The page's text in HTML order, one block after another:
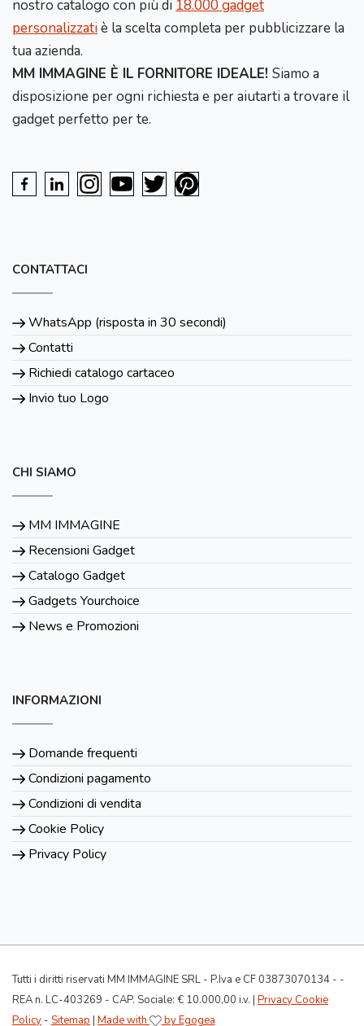
nostro catalogo con più di 18.000 gadget
personalizzatiè la scelta completa per pubblicizzare la
tua azienda.
MM IMMAGINE È IL FORNITORE IDEALE! Siamo a
disposizione per ogni richiesta e per aiutarti a trovare il
gadget perfetto per te.
CONTATTACI
WhatsApp (risposta in 30 secondi)
Contatti
Richiedi catalogo cartaceo
Invio tuo Logo
CHI SIAMO
MM IMMAGINE
Recensioni Gadget
Catalogo Gadget
Gadgets Yourchoice
News e Promozioni
INFORMAZIONI
Domande frequenti
Condizioni pagamento
Condizioni di vendita
Cookie Policy
Privacy Policy
Tutti i diritti riservati MM IMMAGINE SRL - P.Iva e CF 03873070134 - -
REA n. LC-403269 - CAP. Sociale: € 10.000,00 i.v. | Privacy Cookie
Policy - Sitemap | Made with by Egogea